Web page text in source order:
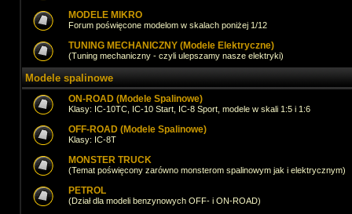
MODELE MIKRO
Forum poświęcone modelom w skalach poniżej 1/12
TUNING MECHANICZNY (Modele Elektryczne)
(Tuning mechaniczny - czyli ulepszamy nasze elektryki)
Modele spalinowe
ON-ROAD (Modele Spalinowe)
Klasy: IC-10TC, IC-10 Start, IC-8 Sport, modele w skali 1:5 i 1:6
OFF-ROAD (Modele Spalinowe)
Klasy: IC-8T
MONSTER TRUCK
(Temat poświęcony zarówno monsterom spalinowym jak i elektrycznym)
PETROL
(Dział dla modeli benzynowych OFF- i ON-ROAD)